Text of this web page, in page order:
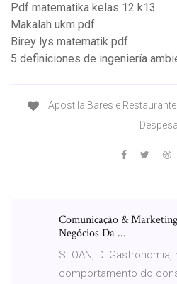
Pdf matematika kelas 12 k13
Makalah ukm pdf
Birey lys matematik pdf
5 definiciones de ingeniería
Apostila Bares e
Despesa
Comunicação &
Negócios Da ...
SLOAN, D.
comportamento do